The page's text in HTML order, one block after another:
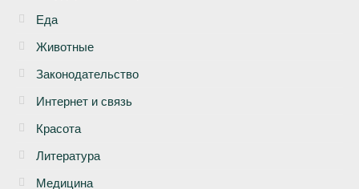
Еда
Животные
Законодательство
Интернет и связь
Красота
Литература
Медицина